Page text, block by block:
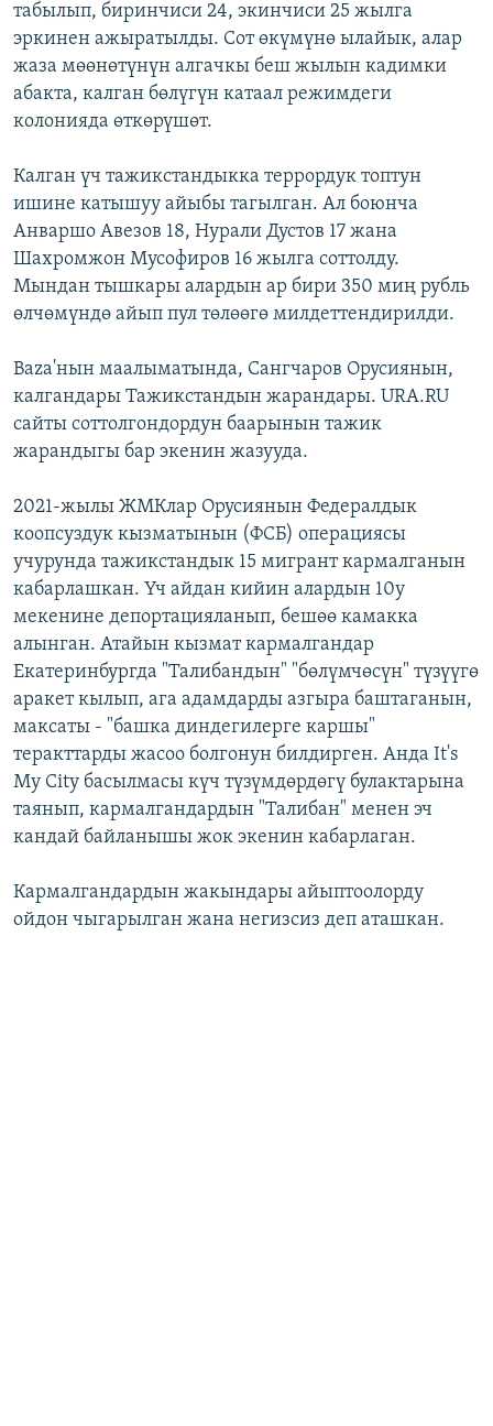
табылып, биринчиси 24, экинчиси 25 жылга
эркинен ажыратылды. Сот өкүмүнө ылайык, алар
жаза мөөнөтүнүн алгачкы беш жылын кадимки
абакта, калган бөлүгүн катаал режимдеги
колонияда өткөрүшөт.
Калган үч тажикстандыкка террордук топтун
ишине катышуу айыбы тагылган. Ал боюнча
Анваршо Авезов 18, Нурали Дустов 17 жана
Шахромжон Мусофиров 16 жылга соттолду.
Мындан тышкары алардын ар бири 350 миң рубль
өлчөмүндө айып пул төлөөгө милдеттендирилди.
Baza'нын маалыматында, Сангчаров Орусиянын,
калгандары Тажикстандын жарандары. URA.RU
сайты соттолгондордун баарынын тажик
жарандыгы бар экенин жазууда.
2021-жылы ЖМКлар Орусиянын Федералдык
коопсуздук кызматынын (ФСБ) операциясы
учурунда тажикстандык 15 мигрант кармалганын
кабарлашкан. Үч айдан кийин алардын 10у
мекенине депортацияланып, бешөө камакка
алынган. Атайын кызмат кармалгандар
Екатеринбургда "Талибандын" "бөлүмчөсүн" түзүүгө
аракет кылып, ага адамдарды азгыра баштаганын,
максаты - "башка диндегилерге каршы"
теракттарды жасоо болгонун билдирген. Анда It's
My City басылмасы күч түзүмдөрдөгү булактарына
таянып, кармалгандардын "Талибан" менен эч
кандай байланышы жок экенин кабарлаган.
Кармалгандардын жакындары айыптоолорду
ойдон чыгарылган жана негизсиз деп аташкан.